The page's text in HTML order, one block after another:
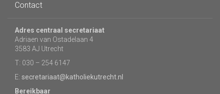
Contact
Adres centraal secretariaat
Adriaen van Ostadelaan 4
3583 AJ Utrecht
T: 030 – 254 6147
E: secretariaat@katholiekutrecht.nl
Bereikbaar